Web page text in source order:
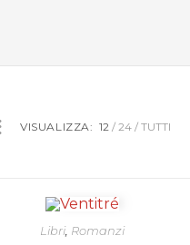
VISUALIZZA: 12 24 TUTTI
Libri, Romanzi